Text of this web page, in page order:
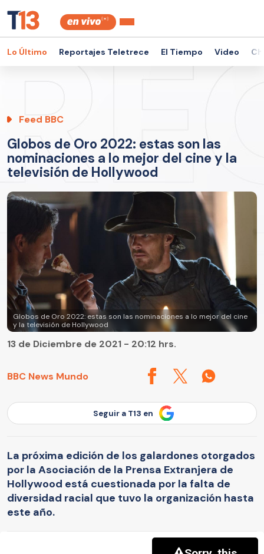
Lo Último Reportajes Teletrece El Tiempo Video
Feed BBC
Globos de Oro 2022: estas son las
nominaciones a lo mejor del cine y la
televisión de Hollywood
Globos de Oro 2022: estas son las nominaciones a lo mejor del cine
y la televisión de Hollywood
BBC News Mundo
13 de Diciembre de 2021 - 20:12 hrs.
Seguir a T13 en
La próxima edición de los galardones otorgados
por la Asociación de la Prensa Extranjera de
Hollywood está cuestionada por la falta de
diversidad racial que tuvo la organización hasta
este año.